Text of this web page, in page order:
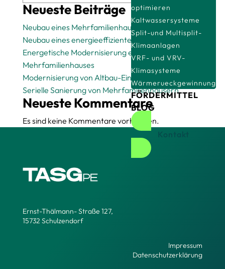
optimieren
Kaltwassersysteme
Split-und Multisplit-
Klimaanlagen
VRF- und VRV-
Klimasysteme
Wärmerueckgewinnung
FÖRDERMITTEL
BLOG
Kontakt
Neueste Beiträge
Neubau eines Mehrfamilienhauses
Neubau eines energieeffizienten Einfamilienhauses
Energetische Modernisierung eines
Mehrfamilienhauses
Modernisierung von Altbau-Einfamilienhäusern
Serielle Sanierung von Mehrfamilienhäusern
Neueste Kommentare
Es sind keine Kommentare vorhanden.
Ernst-Thälmann- Straße 127,
15732 Schulzendorf
Impressum
Datenschutzerklärung